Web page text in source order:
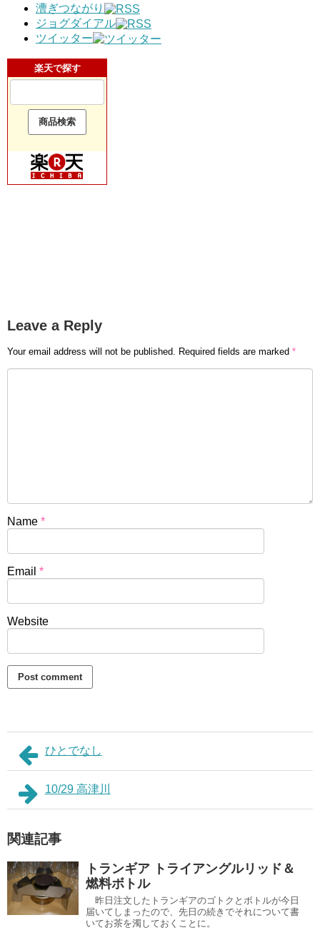
漕ぎつながり
ジョグダイアル
ツイッター
楽天で探す
Leave a Reply
Your email address will not be published. Required fields are marked *
Name *
Email *
Website
ひとでなし
10/29 高津川
関連記事
トランギア トライアングルリッド＆
燃料ボトル
昨日注文したトランギアのゴトクとボトルが今日
届いてしまったので、先日の続きでそれについて書
いてお茶を濁しておくことに。